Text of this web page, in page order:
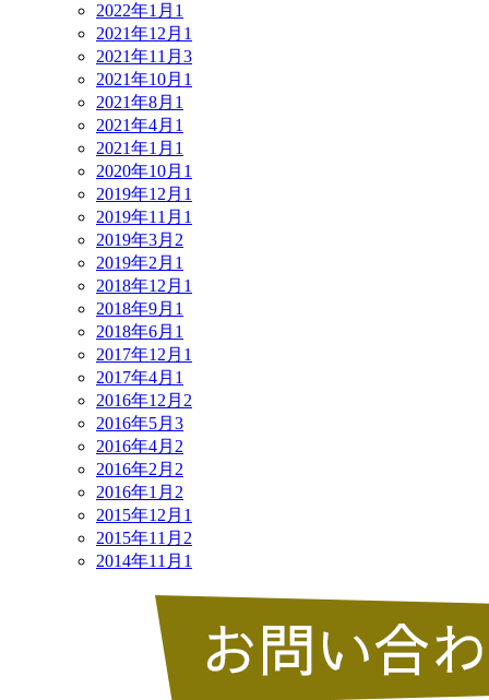
2022年1月 1
2021年12月 1
2021年11月 3
2021年10月 1
2021年8月 1
2021年4月 1
2021年1月 1
2020年10月 1
2019年12月 1
2019年11月 1
2019年3月 2
2019年2月 1
2018年12月 1
2018年9月 1
2018年6月 1
2017年12月 1
2017年4月 1
2016年12月 2
2016年5月 3
2016年4月 2
2016年2月 2
2016年1月 2
2015年12月 1
2015年11月 2
2014年11月 1